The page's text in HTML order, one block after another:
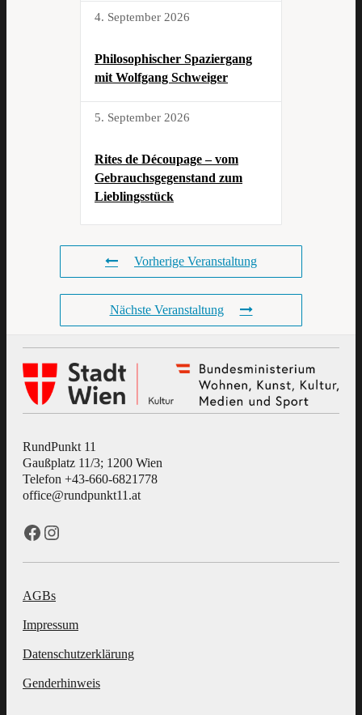
4. September 2026
Philosophischer Spaziergang
mit Wolfgang Schweiger
5. September 2026
Rites de Découpage – vom
Gebrauchsgegenstand zum
Lieblingsstück
Vorherige Veranstaltung
Nächste Veranstaltung
RundPunkt 11
Gaußplatz 11/3; 1200 Wien
Telefon +43-660-6821778
office@rundpunkt11.at
Facebook Instagram
AGBs
Impressum
Datenschutzerklärung
Genderhinweis